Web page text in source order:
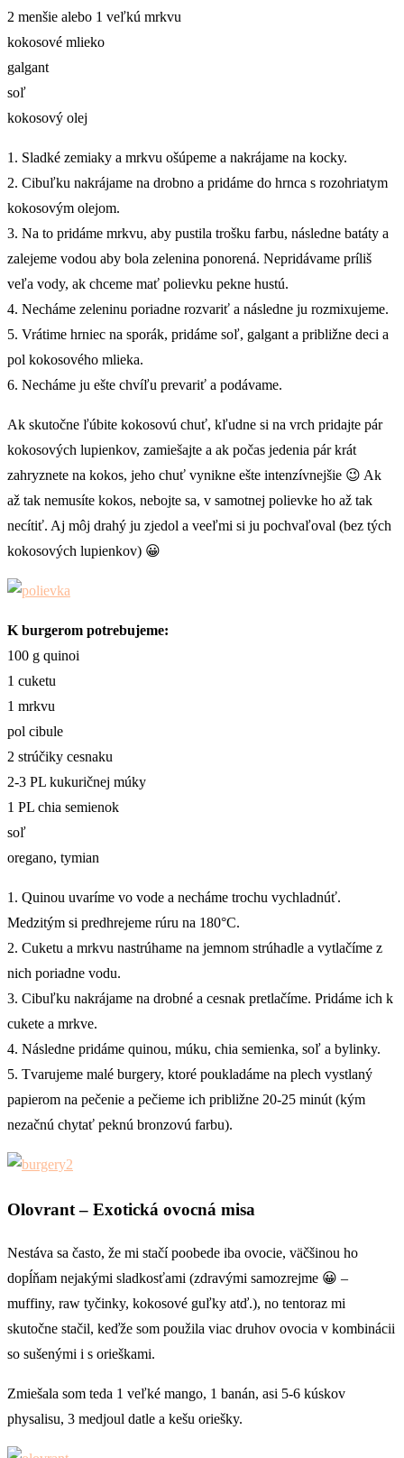
2 menšie alebo 1 veľkú mrkvu
kokosové mlieko
galgant
soľ
kokosový olej
1. Sladké zemiaky a mrkvu ošúpeme a nakrájame na kocky.
2. Cibuľku nakrájame na drobno a pridáme do hrnca s rozohriatym
kokosovým olejom.
3. Na to pridáme mrkvu, aby pustila trošku farbu, následne batáty a
zalejeme vodou aby bola zelenina ponorená. Nepridávame príliš
veľa vody, ak chceme mať polievku pekne hustú.
4. Necháme zeleninu poriadne rozvariť a následne ju rozmixujeme.
5. Vrátime hrniec na sporák, pridáme soľ, galgant a približne deci a
pol kokosového mlieka.
6. Necháme ju ešte chvíľu prevariť a podávame.
Ak skutočne ľúbite kokosovú chuť, kľudne si na vrch pridajte pár
kokosových lupienkov, zamiešajte a ak počas jedenia pár krát
zahryznete na kokos, jeho chuť vynikne ešte intenzívnejšie 😉 Ak
až tak nemusíte kokos, nebojte sa, v samotnej polievke ho až tak
necítiť. Aj môj drahý ju zjedol a veeľmi si ju pochvaľoval (bez tých
kokosových lupienkov) 😀
K burgerom potrebujeme:
100 g quinoi
1 cuketu
1 mrkvu
pol cibule
2 strúčiky cesnaku
2-3 PL kukuričnej múky
1 PL chia semienok
soľ
oregano, tymian
1. Quinou uvaríme vo vode a necháme trochu vychladnúť.
Medzitým si predhrejeme rúru na 180°C.
2. Cuketu a mrkvu nastrúhame na jemnom strúhadle a vytlačíme z
nich poriadne vodu.
3. Cibuľku nakrájame na drobné a cesnak pretlačíme. Pridáme ich k
cukete a mrkve.
4. Následne pridáme quinou, múku, chia semienka, soľ a bylinky.
5. Tvarujeme malé burgery, ktoré poukladáme na plech vystlaný
papierom na pečenie a pečieme ich približne 20-25 minút (kým
nezačnú chytať peknú bronzovú farbu).
Olovrant– Exotická ovocná misa
Nestáva sa často, že mi stačí poobede iba ovocie, väčšinou ho
dopĺňam nejakými sladkosťami (zdravými samozrejme 😀 –
muffiny, raw tyčinky, kokosové guľky atď.), no tentoraz mi
skutočne stačil, keďže som použila viac druhov ovocia v kombinácii
so sušenými i s orieškami.
Zmiešala som teda 1 veľké mango, 1 banán, asi 5-6 kúskov
physalisu, 3 medjoul datle a kešu oriešky.